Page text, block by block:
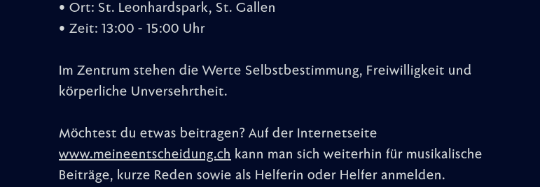
• Ort: St. Leonhardspark, St. Gallen
• Zeit: 13:00 - 15:00 Uhr
Im Zentrum stehen die Werte Selbstbestimmung, Freiwilligkeit und
körperliche Unversehrtheit.
Möchtest du etwas beitragen? Auf der Internetseite
www.meineentscheidung.ch kann man sich weiterhin für musikalische
Beiträge, kurze Reden sowie als Helferin oder Helfer anmelden.